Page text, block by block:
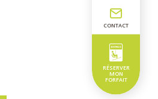
CONTACT
RÉSERVER
MON
FORFAIT